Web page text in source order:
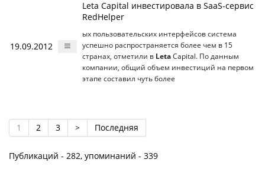
19.09.2012
Leta Capital инвестировала в SaaS-сервис
RedHelper
ых пользовательских интерфейсов система
успешно распространяется более чем в 15
странах, отметили в Leta Capital. По данным
компании, общий объем инвестиций на первом
этапе составил чуть более
1 2 3 > Последняя
Публикаций - 282, упоминаний - 339